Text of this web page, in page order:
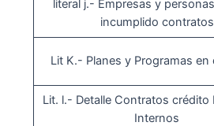
literal j.- Empresas y
incumplido contratos
Lit K.- Planes y Programas en
Lit. l.- Detalle Contratos crédito
Internos